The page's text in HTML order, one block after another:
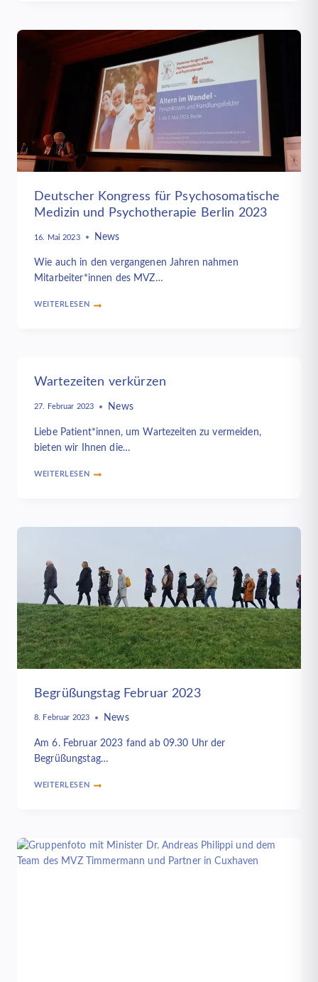
Deutscher Kongress für Psychosomatische
Medizin und Psychotherapie Berlin 2023
16. Mai 2023 News
Wie auch in den vergangenen Jahren nahmen
Mitarbeiter*innen des MVZ…
WEITERLESEN
DEUTSCHER
PSYCHOTHERAPIE
2023
Wartezeiten verkürzen
27. Februar 2023 News
Liebe Patient*innen, um Wartezeiten zu vermeiden,
bieten wir Ihnen die…
WEITERLESEN
WARTEZEITEN
Begrüßungstag Februar 2023
8. Februar 2023 News
Am 6. Februar 2023 fand ab 09.30 Uhr der
Begrüßungstag…
WEITERLESEN
BEGRÜSSUNGSTAG F